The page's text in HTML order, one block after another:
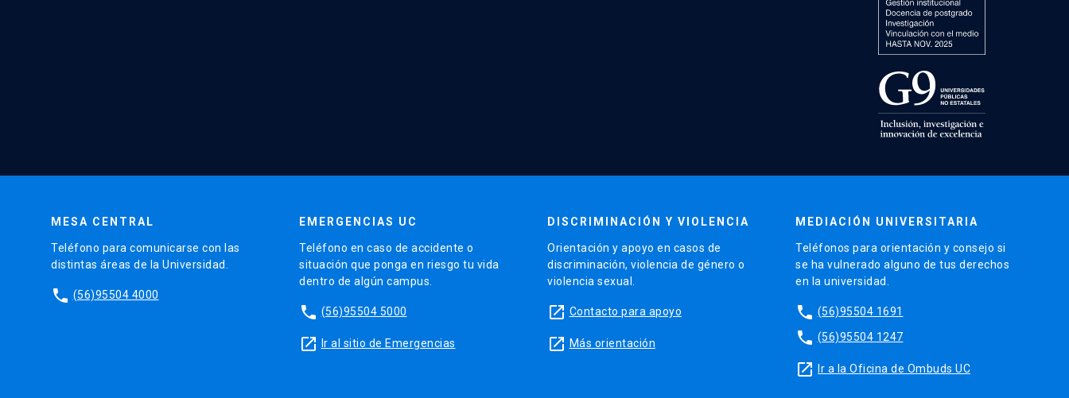
MESA CENTRAL
Teléfono para comunicarse con las
distintas áreas de la Universidad.
phone (56)95504 4000
EMERGENCIAS UC
Teléfono en caso de accidente o
situación que ponga en riesgo tu vida
dentro de algún campus.
phone (56)95504 5000
launch Ir al sitio de Emergencias
DISCRIMINACIÓN Y VIOLENCIA
Orientación y apoyo en casos de
discriminación, violencia de género o
violencia sexual.
launch Contacto para apoyo
launch Más orientación
MEDIACIÓN UNIVERSITARIA
Teléfonos para orientación y consejo si
se ha vulnerado alguno de tus derechos
en la universidad.
phone (56)95504 1691
phone (56)95504 1247
launch Ir a la Oficina de Ombuds UC